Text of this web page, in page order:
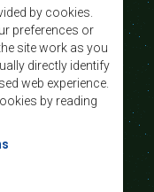
by cookies.
preferences or
site work as you
directly identify
web experience.
by reading